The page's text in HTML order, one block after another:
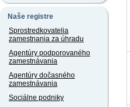
Naše registre
Sprostredkovatelia
zamestnania za úhradu
Agentúry podporovaného
zamestnávania
Agentúry dočasného
zamestnávania
Sociálne podniky